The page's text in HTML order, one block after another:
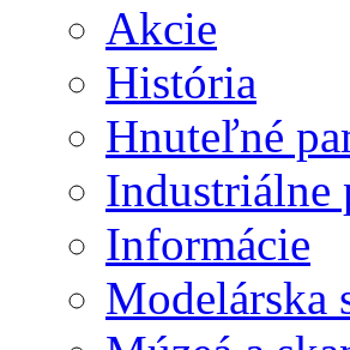
Akcie
História
Hnuteľné
Industriálne
Informácie
Modelárska